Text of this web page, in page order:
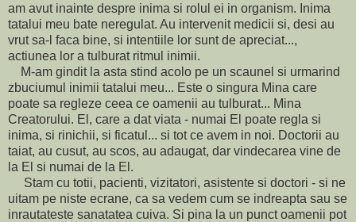
am avut inainte despre inima si rolul ei in organism. Inima
tatalui meu bate neregulat. Au intervenit medicii si, desi au
vrut sa-l faca bine, si intentiile lor sunt de apreciat...,
actiunea lor a tulburat ritmul inimii.
M-am gindit la asta stind acolo pe un scaunel si urmarind
zbuciumul inimii tatalui meu... Este o singura Mina care
poate sa regleze ceea ce oamenii au tulburat... Mina
Creatorului. El, care a dat viata - numai El poate regla si
inima, si rinichii, si ficatul... si tot ce avem in noi. Doctorii au
taiat, au cusut, au scos, au adaugat, dar vindecarea vine de
la El si numai de la El.
Stam cu totii, pacienti, vizitatori, asistente si doctori - si ne
uitam pe niste ecrane, ca sa vedem cum se indreapta sau se
inrautateste sanatatea cuiva. Si pina la un punct oamenii pot